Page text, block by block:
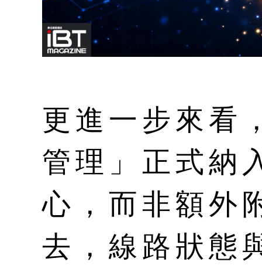
更進一步來看
管理」正式納
心，而非額外
去，線路狀態